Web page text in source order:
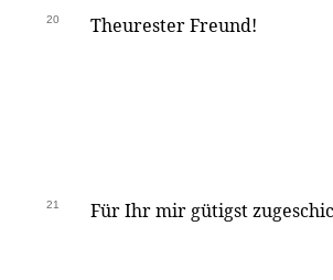
20 Theurester Freund!
21 Für Ihr mir gütigst